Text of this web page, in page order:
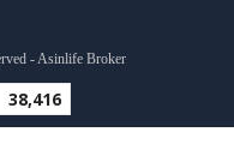
- Asinlife Broker
38,416